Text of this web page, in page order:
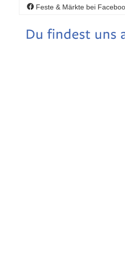
Feste & Märkte bei